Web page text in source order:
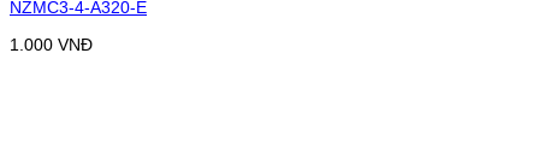
NZMC3-4-A320-E
1.000 VNĐ